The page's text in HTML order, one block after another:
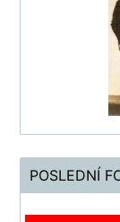
POSLEDNÍ